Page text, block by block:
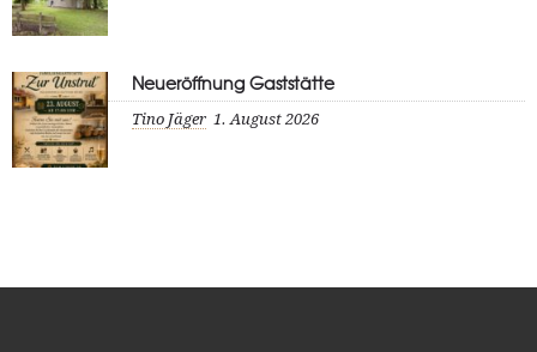
Neueröffnung Gaststätte
Tino Jäger 1. August 2026